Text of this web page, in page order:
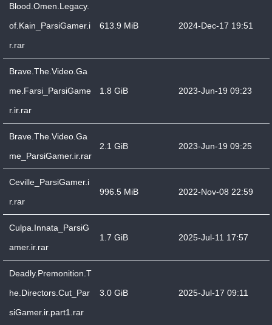
Blood.Omen.Legacy.
of.Kain_ParsiGamer.i
r.rar
613.9 MiB 2024-Dec-17 19:51
Brave.The.Video.Ga
me.Farsi_ParsiGame
r.ir.rar
1.8 GiB 2023-Jun-19 09:23
Brave.The.Video.Ga
me_ParsiGamer.ir.rar
2.1 GiB 2023-Jun-19 09:25
Ceville_ParsiGamer.i
r.rar
996.5 MiB 2022-Nov-08 22:59
Culpa.Innata_ParsiG
amer.ir.rar
1.7 GiB 2025-Jul-11 17:57
Deadly.Premonition.T
he.Directors.Cut_Par
siGamer.ir.part1.rar
3.0 GiB 2025-Jul-17 09:11